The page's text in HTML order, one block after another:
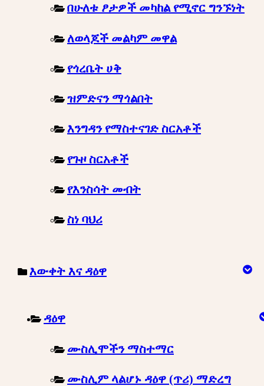
በሁለቱ ፆታዎች መካከል የሚኖር ግንኙነት
ለወላጆች መልካም መዋል
የጎረቤት ሀቅ
ዝምድናን ማጎልበት
እንግዳን የማስተናገድ ስርአቶች
የጉዞ ስርአቶች
የእንስሳት መብት
ስነ ባህሪ
እውቀት እና ዳዕዋ
ዳዕዋ
ሙስሊሞችን ማስተማር
ሙስሊም ላልሆኑ ዳዕዋ (ጥሪ) ማድረግ